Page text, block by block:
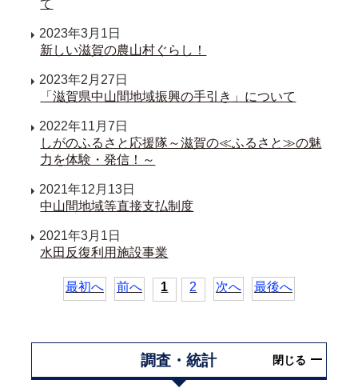
て
2023年3月1日
新しい滋賀の農山村ぐらし！
2023年2月27日
「滋賀県中山間地域振興の手引き」について
2022年11月7日
しがのふるさと応援隊～滋賀の≪ふるさと≫の魅
力を体験・発信！～
2021年12月13日
中山間地域等直接支払制度
2021年3月1日
水田反復利用施設事業
最初へ 前へ 1 2 次へ 最後へ
調査・統計 閉じる